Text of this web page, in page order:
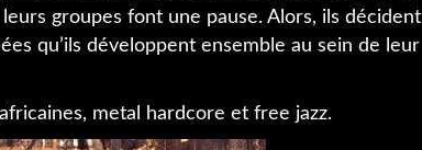
groupes font une pause. Alors, ils décident
qu’ils développent ensemble au sein de leur
metal hardcore et free jazz.